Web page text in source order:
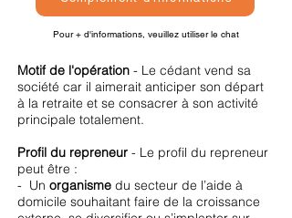
Pour + d'informations, veuillez utiliser le chat
Motif de l'opération - Le cédant vend sa
société car il aimerait anticiper son départ
à la retraite et se consacrer à son activité
principale totalement.
Profil du repreneur - Le profil du repreneur
peut être :
- Un organisme du secteur de l’aide à
domicile souhaitant faire de la croissance